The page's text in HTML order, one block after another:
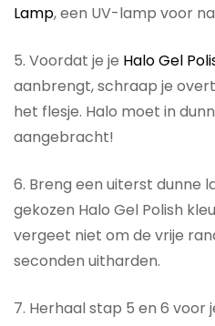
Lamp, een UV-lamp voor
5. Voordat je je Halo Gel
aanbrengt, schraap je
het flesje. Halo moet in
aangebracht!
6. Breng een uiterst dunne
gekozen Halo Gel Polish
vergeet niet om de vrije
seconden uitharden.
7. Herhaal stap 5 en 6 voor